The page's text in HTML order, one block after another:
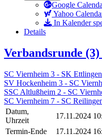
Google
Yahoo
In Kalender
Details
Verbandsrunde
SC Viernheim 3 - SK
SV Hockenheim 3 - SC
SSC Altlußheim 2 - SC
SC Viernheim 7 - SC
Datum,
Uhrzeit
17.11.2024
Termin-Ende
17.11.2024